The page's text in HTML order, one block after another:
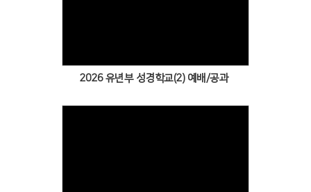
2026 유년부 성경학교(2) 예배/공과